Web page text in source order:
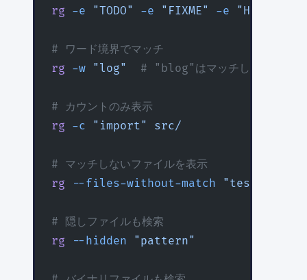
rg -e "TODO" -e "FIXME" -e "HACK"
# ワード境界でマッチ
rg -w "log"
  # "blog"はマッチしない
# カウントのみ表示
rg -c "import" src/
# マッチしないファイルを表示
rg --files-without-match "test"
# 隠しファイルも検索
rg --hidden "pattern"